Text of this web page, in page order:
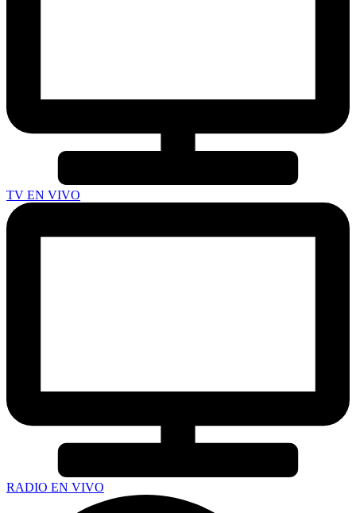
TV EN VIVO
RADIO EN VIVO